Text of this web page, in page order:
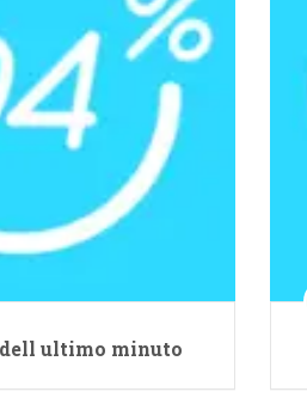
dell ultimo minuto